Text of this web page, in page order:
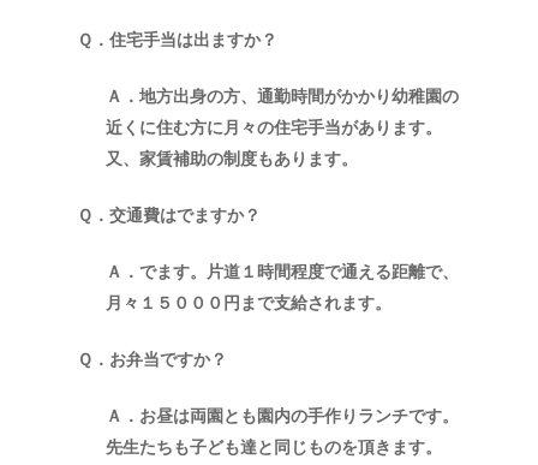
Ｑ．住宅手当は出ますか？
Ａ．地方出身の方、通勤時間がかかり幼稚園の
近くに住む方に月々の住宅手当があります。
又、家賃補助の制度もあります。
Ｑ．交通費はでますか？
Ａ．でます。片道１時間程度で通える距離で、
月々１５０００円まで支給されます。
Ｑ．お弁当ですか？
Ａ．お昼は両園とも園内の手作りランチです。
先生たちも子ども達と同じものを頂きます。